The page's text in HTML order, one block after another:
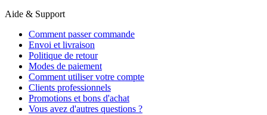
Aide & Support
Comment passer commande
Envoi et livraison
Politique de retour
Modes de paiement
Comment utiliser votre compte
Clients professionnels
Promotions et bons d'achat
Vous avez d'autres questions ?